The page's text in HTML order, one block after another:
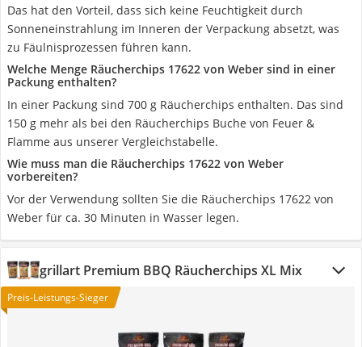
Das hat den Vorteil, dass sich keine Feuchtigkeit durch
Sonneneinstrahlung im Inneren der Verpackung absetzt, was
zu Fäulnisprozessen führen kann.
Welche Menge Räucherchips 17622 von Weber sind in einer
Packung enthalten?
In einer Packung sind 700 g Räucherchips enthalten. Das sind
150 g mehr als bei den Räucherchips Buche von Feuer &
Flamme aus unserer Vergleichstabelle.
Wie muss man die Räucherchips 17622 von Weber
vorbereiten?
Vor der Verwendung sollten Sie die Räucherchips 17622 von
Weber für ca. 30 Minuten in Wasser legen.
grillart Premium BBQ Räucherchips XL Mix
Preis-Leistungs-Sieger